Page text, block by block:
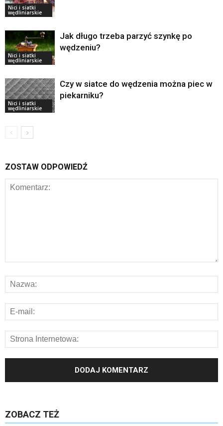
Nici i siatki
wędliniarskie
Nici i siatki
wędliniarskie
Jak długo trzeba parzyć szynkę po
wędzeniu?
Nici i siatki
wędliniarskie
Czy w siatce do wędzenia można piec w
piekarniku?
ZOSTAW ODPOWIEDŹ
ZOBACZ TEŻ